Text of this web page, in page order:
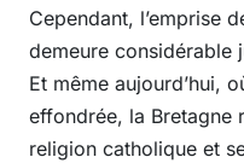
Cependant, l’emprise
demeure considérable
Et même aujourd’hui,
effondrée, la Bretagne
religion catholique et